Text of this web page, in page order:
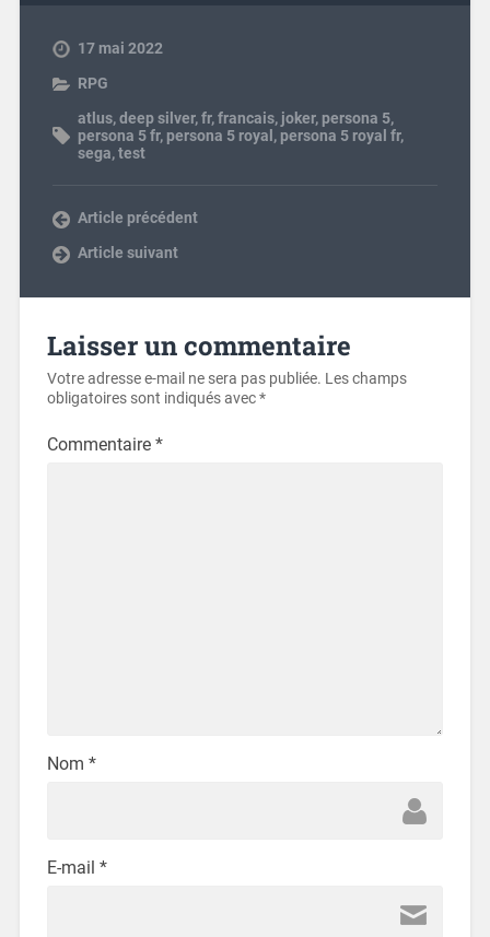
17 mai 2022
RPG
atlus,deep silver,fr,francais, joker, persona 5,
persona 5 fr, persona 5 royal , persona 5 royal fr,
sega,test
Article précédent
Article suivant
Laisser un commentaire
Votre adresse e-mail ne sera pas publiée. Les champs
obligatoires sont indiqués avec*
Commentaire *
Nom *
E-mail *